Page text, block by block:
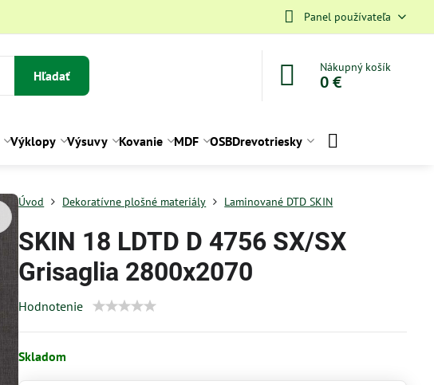
Panel používateľa
Hľadať
Nákupný košík
0 €
Výklopy Výsuvy Kovanie MDF OSBDrevotriesky
Úvod Dekoratívne plošné materiály Laminované DTD SKIN
SKIN 18 LDTD D 4756 SX/SX
Grisaglia 2800x2070
Hodnotenie
Skladom